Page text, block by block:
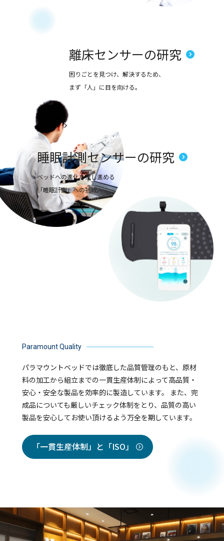
離床センサーの研究
困りごとを見つけ、解決するため、
まず「人」に目を向ける。
睡眠計測センサーの研究
ベッドへの進化を推し進める
「睡眠計測」への挑戦。
Paramount Quality
パラマウントベッドでは徹底した品質管理のもと、原材
料の加工から組立までの一貫生産体制によって高品質・
安心・安全な製品を効率的に製造しています。 また、完
成品についても厳しいチェック体制をとり、品質の高い
製品を安心してお使い頂けるよう万全を期しています。
「一貫生産体制」と「ISO」